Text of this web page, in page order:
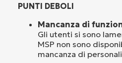
PUNTI DEBOLI
Mancanza di
Gli utenti si sono
MSP non sono
mancanza di